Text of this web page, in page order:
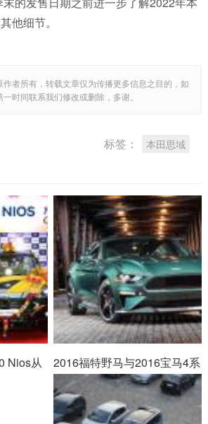
他细节。
者所有，转载文章仅为传播更多信息之目的，如
时间联系我们修改或删除，多谢。
标签： 本田思域
Nios从
2016福特野马与2016宝马4系